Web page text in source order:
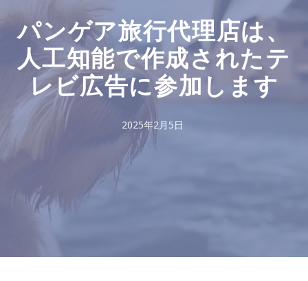
パンゲア旅行代理店は、
人工知能で作成されたテ
レビ広告に参加します
2025年2月5日